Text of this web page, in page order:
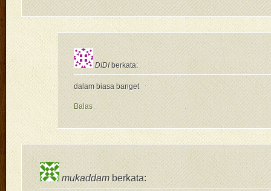
DIDI berkata:
dalam biasa banget
Balas
mukaddam berkata: